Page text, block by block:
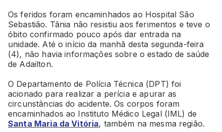
Os feridos foram encaminhados ao Hospital São
Sebastião. Tânia não resistiu aos ferimentos e teve o
óbito confirmado pouco após dar entrada na
unidade. Até o início da manhã desta segunda-feira
(4), não havia informações sobre o estado de saúde
de Adailton.
O Departamento de Polícia Técnica (DPT) foi
acionado para realizar a perícia e apurar as
circunstâncias do acidente. Os corpos foram
encaminhados ao Instituto Médico Legal (IML) de
Santa Maria da Vitória, também na mesma região.